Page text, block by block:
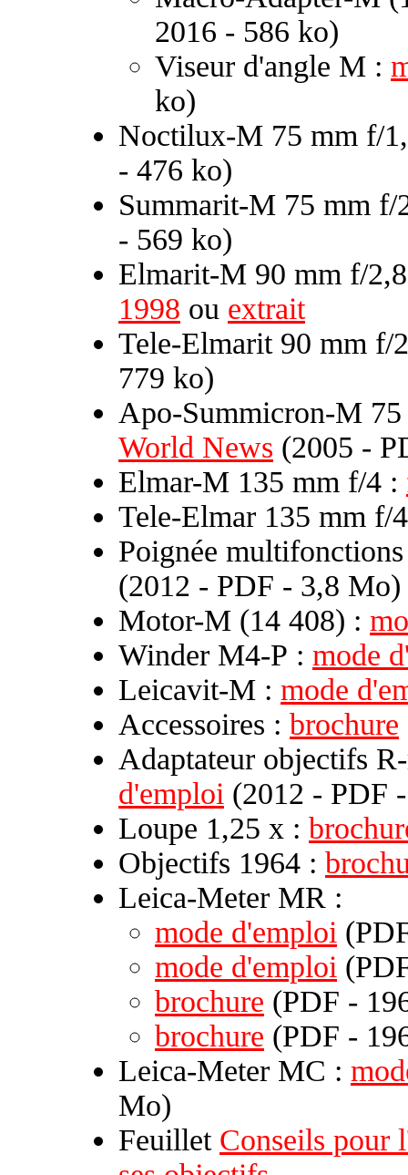
2016 - 586 ko)
Viseur d'angle M :
ko)
Noctilux-M 75 mm f/
- 476 ko)
Summarit-M 75 mm
- 569 ko)
Elmarit-M 90 mm f/
1998 ou extrait
Tele-Elmarit 90 mm f/
779 ko)
Apo-Summicron-M
World News (2005 -
Elmar-M 135 mm f/4 :
Tele-Elmar 135 mm f/
Poignée
(2012 - PDF - 3,8 Mo)
Motor-M (14 408) :
Winder M4-P : mode
Leicavit-M : mode
Accessoires : brochure
Adaptateur objectifs
d'emploi (2012 - PDF
Loupe 1,25 x :
Objectifs 1964 :
Leica-Meter MR :
mode d'emploi
mode d'emploi
brochure (PDF -
brochure (PDF -
Leica-Meter MC :
Mo)
Feuillet Conseils pour